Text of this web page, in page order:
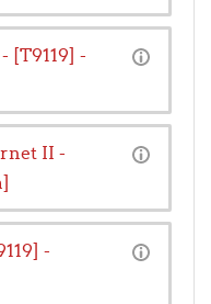
[T9119] -
II -
-